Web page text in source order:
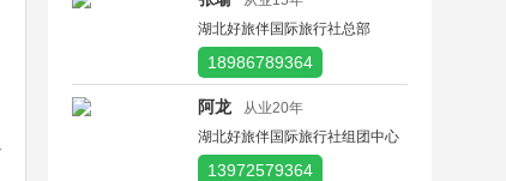
湖北好旅伴国际旅行社总部
18986789364
阿龙
从业20年
湖北好旅伴国际旅行社组团中心
13972579364